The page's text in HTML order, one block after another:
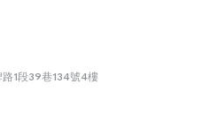
1段39巷134號4樓